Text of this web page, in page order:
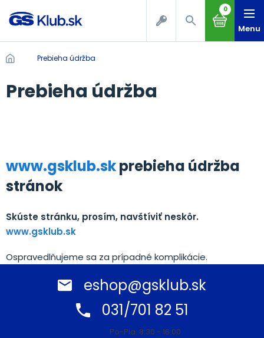
0
Menu
Prebieha údržba
Prebieha údržba
www.gsklub.skprebieha údržba
stránok
Skúste stránku, prosím, navštíviť neskôr.
www.gsklub.sk
Ospravedlňujeme sa za prípadné komplikácie.
eshop@gsklub.sk
031/701 82 51
Po-Pia: 8:30 - 16:00